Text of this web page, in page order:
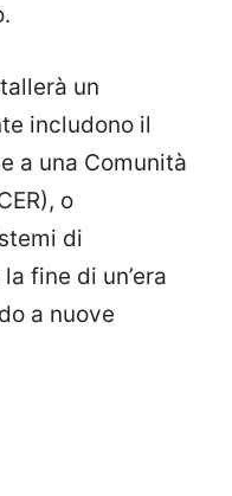
un
includono il
a una Comunità
o
di
fine di un’era
a nuove